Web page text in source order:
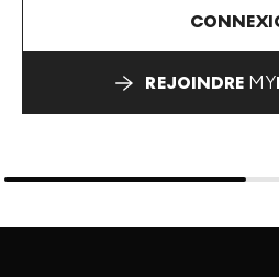
REJOINDRE MY